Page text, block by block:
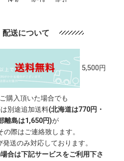
配送について
5,500円
購入頂いた場合でも
別途追加送料(北海道は770円・
離島は1,650円)が
際はご連絡致します。
送のみ対応しております。
合は下記サービスをご利用下さ